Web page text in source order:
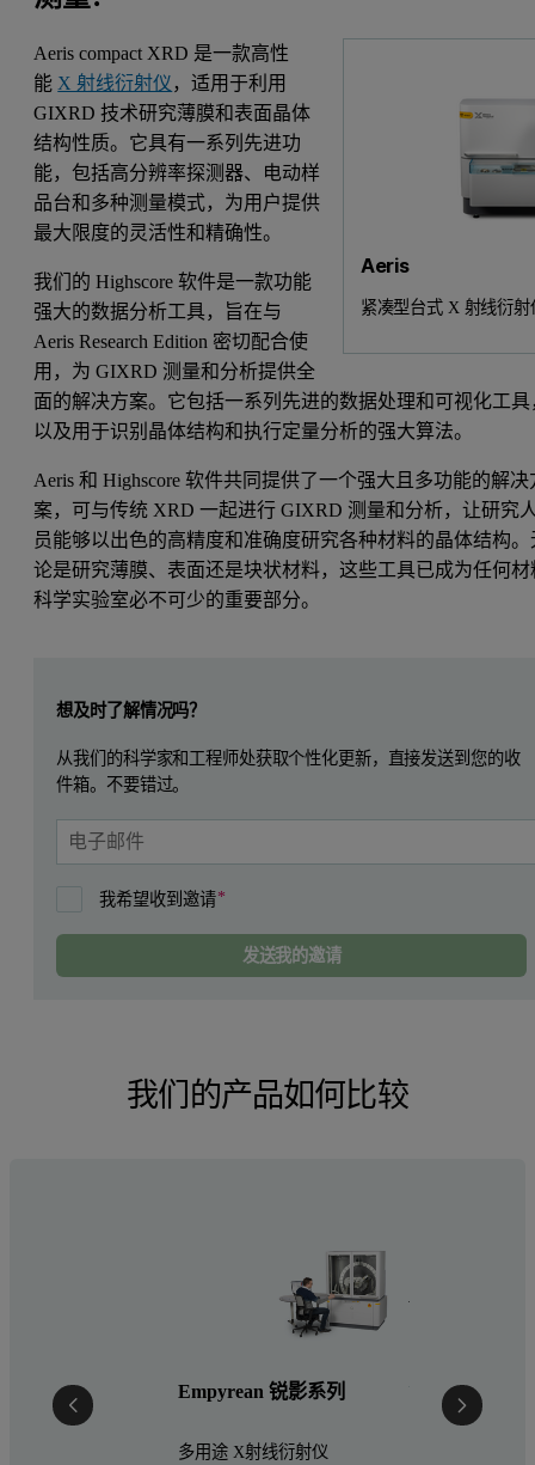
Aeris
紧凑型台式 X 射线衍射
Aeris compact XRD 是一款高性
能 X 射线衍射仪 ，适用于利用
GIXRD 技术研究薄膜和表面晶体
结构性质。它具有一系列先进功
能，包括高分辨率探测器、电动样
品台和多种测量模式，为用户提供
最大限度的灵活性和精确性。
我们的 Highscore 软件是一款功能
强大的数据分析工具，旨在与
Aeris Research Edition 密切配合使
用，为 GIXRD 测量和分析提供全
面的解决方案。它包括一系列先进的数据处理和可视化工具
以及用于识别晶体结构和执行定量分析的强大算法。
Aeris 和 Highscore 软件共同提供了一个强大且多功能的解决
案，可与传统 XRD 一起进行 GIXRD 测量和分析，让研究
员能够以出色的高精度和准确度研究各种材料的晶体结构。
论是研究薄膜、表面还是块状材料，这些工具已成为任何材
科学实验室必不可少的重要部分。
想及时了解情况吗？
从我们的科学家和工程师处获取个性化更新，直接发送到您的收
件箱。不要错过。
我希望收到邀请
发送我的邀请
我们的产品如何比较
Empyrean 锐影系列
多用途 X射线衍射仪
Aeris